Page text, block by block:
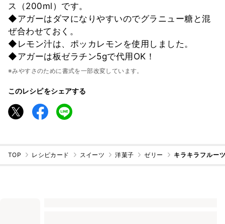
ス（200ml）です。
◆アガーはダマになりやすいのでグラニュー糖と混
ぜ合わせておく。
◆レモン汁は、ポッカレモンを使用しました。
◆アガーは板ゼラチン5gで代用OK！
※みやすさのために書式を一部改変しています。
このレシピをシェアする
TOP レシピカード スイーツ 洋菓子 ゼリー キラキラフルー